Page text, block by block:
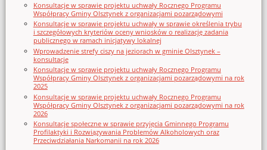
Konsultacje w sprawie projektu uchwały Rocznego Programu
Współpracy Gminy Olsztynek z organizacjami pozarządowymi
Konsultacje w sprawie projektu uchwały w sprawie określenia trybu
i szczegółowych kryteriów oceny wniosków o realizację zadania
publicznego w ramach inicjatywy lokalnej
Wprowadzenie strefy ciszy na jeziorach w gminie Olsztynek –
konsultacje
Konsultacje w sprawie projektu uchwały Rocznego Programu
Współpracy Gminy Olsztynek z organizacjami pozarządowymi na rok
2025
Konsultacje w sprawie projektu uchwały Rocznego Programu
Współpracy Gminy Olsztynek z organizacjami pozarządowymi na rok
2026
Konsultacje społeczne w sprawie przyjęcia Gminnego Programu
Profilaktyki i Rozwiązywania Problemów Alkoholowych oraz
Przeciwdziałania Narkomanii na rok 2026